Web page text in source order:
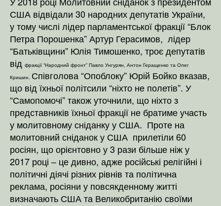
США відвідали 30 народних депутатів України,
у тому числі лідер парламентської фракції “Блок
Петра Порошенка” Артур Герасимов, лідер
“Батьківщини” Юлія Тимошенко, троє депутатів
від фракції “Народний фронт” Павло Унгурян, Антон Геращенко та Олег
Кришин. Співголова “Опоблоку” Юрій Бойко вказав,
що від їхньої політсили “ніхто не полетів”. У
“Самопомочі” також уточнили, що ніхто з
представників їхньої фракції не братиме участь
у молитовному сніданку у США. Проте на
молитовний сніданок у США прилетіли 60
росіян, що орієнтовно у 3 рази більше ніж у
2017 році – це дивно, адже російські релігійні і
політичні діячі різних рівнів та політична
реклама, росіяни у повсякденному житті
визначають США та Великобританію своїми